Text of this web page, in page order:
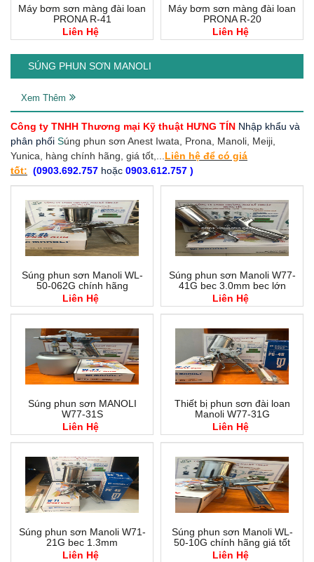
Máy bơm sơn màng đài loan
PRONA R-41
Liên Hệ
Máy bơm sơn màng đài loan
PRONA R-20
Liên Hệ
SÚNG PHUN SƠN MANOLI
Xem Thêm
Công ty TNHH Thương mại Kỹ thuật HƯNG TÍN Nhập khẩu và
phân phối Súng phun sơn Anest Iwata, Prona, Manoli, Meiji,
Yunica , hàng chính hãng, giá tốt,... Liên hệ để có giá
tốt: (0903.692.757 hoặc 0903.612.757 )
Súng phun sơn Manoli WL-
50-062G chính hãng
Liên Hệ
Súng phun sơn Manoli W77-
41G bec 3.0mm bec lớn
Liên Hệ
Súng phun sơn MANOLI
W77-31S
Liên Hệ
Thiết bị phun sơn đài loan
Manoli W77-31G
Liên Hệ
Súng phun sơn Manoli W71-
21G bec 1.3mm
Liên Hệ
Súng phun sơn Manoli WL-
50-10G chính hãng giá tốt
Liên Hệ